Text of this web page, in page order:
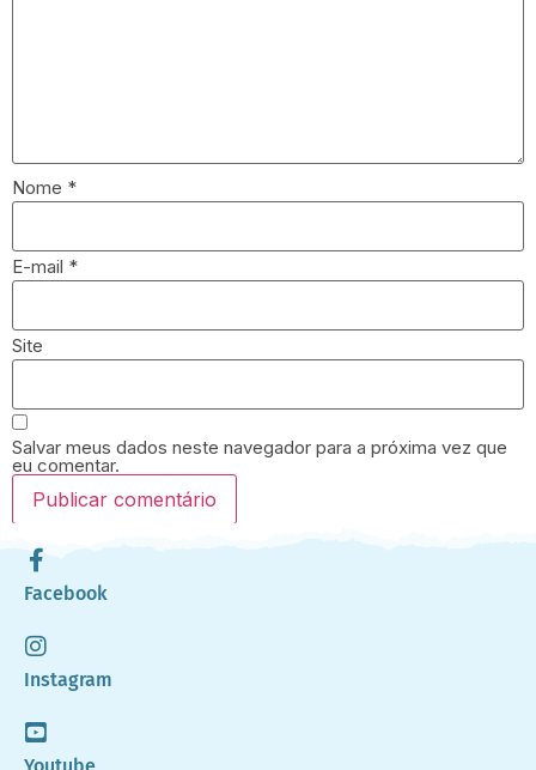
Nome *
E-mail *
Site
Salvar meus dados neste navegador para a próxima vez que
eu comentar.
Facebook
Instagram